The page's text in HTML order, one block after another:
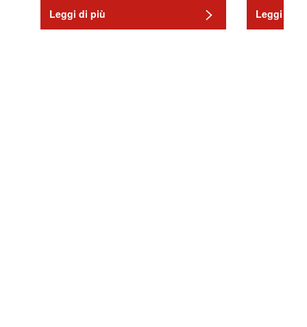
Leggi di più Leggi di